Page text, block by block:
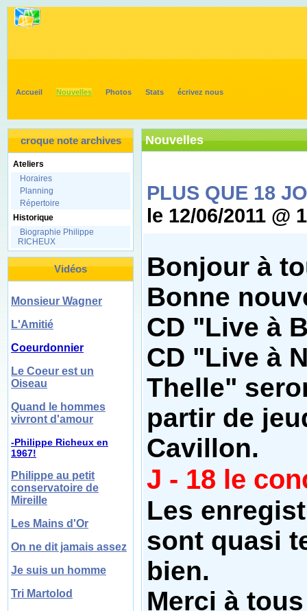
Accueil Nouvelles Photos Stats écrivez nous
croque note archives
Ateliers
Horaires
Planning
Répertoire
Historique
Biographie Philippe
RICHEUX
Vidéos
Monsieur Wagner
L'Amitié
Coeurdonnier
Le Coeur est un
Oiseau
Quand le hommes
vivront d'amour
-Philippe Richeux en
1967!
Philippe au petit
conservatoire de
Mireille
Les Mains d'Or
On ne dit jamais assez
Je suis un homme
Tri Martolod
Nouvelles
PLUS QUE 18
le 12/06/2011 @
Bonjour à
Bonne
CD "Live à
CD "Live à
Thelle"
partir de
Cavillon.
J - 18 le
Les
sont quasi
bien.
Merci à